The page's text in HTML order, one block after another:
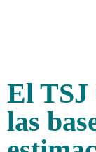
El TSJ
las